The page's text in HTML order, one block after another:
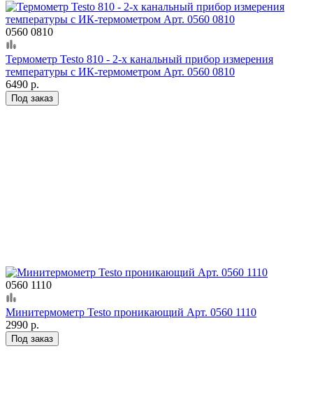
0560 0810
Термометр Testo 810 - 2-х канальный прибор измерения
температуры с ИК-термометром Арт. 0560 0810
6490 р.
Под заказ
0560 1110
Минитермометр Testo проникающий Арт. 0560 1110
2990 р.
Под заказ